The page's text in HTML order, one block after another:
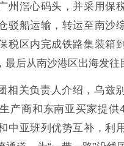
州滘心码头，并采用保
驳船运输，转运至南沙
税区内完成铁路集装箱
最后从南沙港区出海发往
相关负责人介绍，乌兹
产商和东南亚买家提供
中亚班列优势互补，利